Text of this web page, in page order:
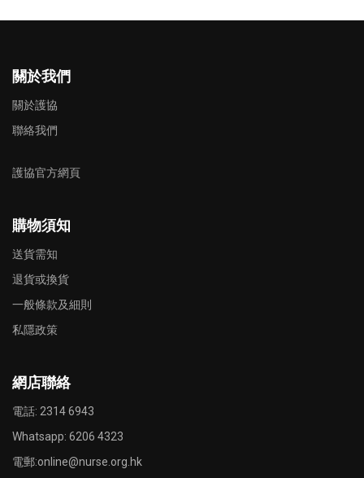
關於我們
關於護協
聯絡我們
護協官方網頁
購物須知
送貨需知
退貨或換貨
一般條款及細則
私隱政策
網店聯絡
電話: 2314 6943
Whatsapp: 6206 4323
電郵:online@nurse.org.hk